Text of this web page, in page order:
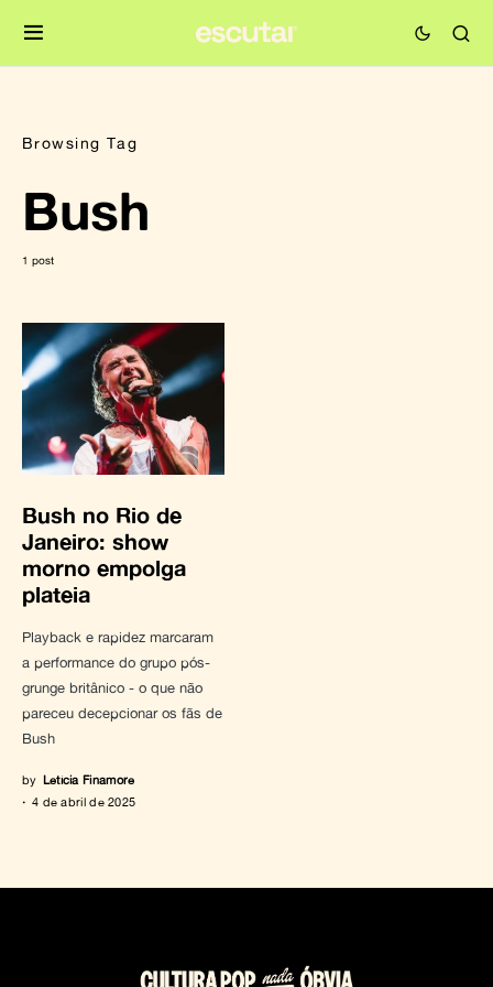
Browsing Tag
Bush
1 post
Bush no Rio de
Janeiro: show
morno empolga
plateia
Playback e rapidez marcaram
a performance do grupo pós-
grunge britânico - o que não
pareceu decepcionar os fãs de
Bush
by Letícia Finamore
4 de abril de 2025